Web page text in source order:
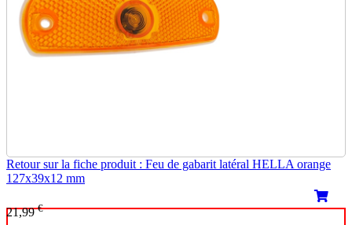
Retour sur la fiche produit : Feu de gabarit latéral HELLA orange
127x39x12 mm
21,99€